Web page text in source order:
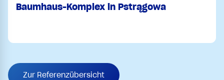
Baumhaus-Komplex in Pstrągowa
Zur Referenzübersicht